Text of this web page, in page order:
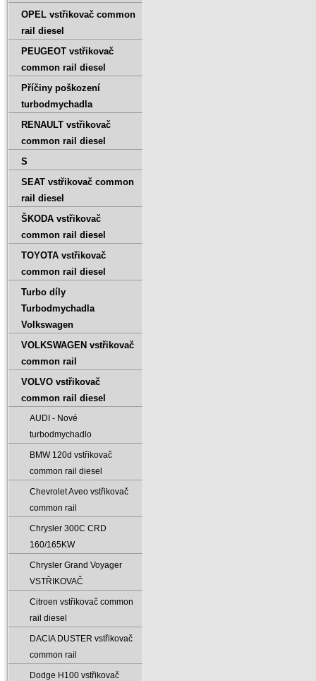
OPEL vstřikovač common
rail diesel
PEUGEOT vstřikovač
common rail diesel
Příčiny poškození
turbodmychadla
RENAULT vstřikovač
common rail diesel
S
SEAT vstřikovač common
rail diesel
ŠKODA vstřikovač
common rail diesel
TOYOTA vstřikovač
common rail diesel
Turbo díly
Turbodmychadla
Volkswagen
VOLKSWAGEN vstřikovač
common rail
VOLVO vstřikovač
common rail diesel
AUDI - Nové
turbodmychadlo
BMW 120d vstřikovač
common rail diesel
Chevrolet Aveo vstřikovač
common rail
Chrysler 300C CRD
160/165KW
Chrysler Grand Voyager
VSTŘIKOVAČ
Citroen vstřikovač common
rail diesel
DACIA DUSTER vstřikovač
common rail
Dodge H100 vstřikovač